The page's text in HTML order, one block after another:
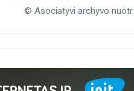
© Asociatyvi archyvo nuotr.